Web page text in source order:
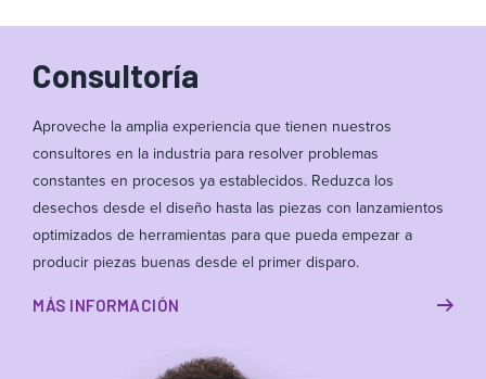
Consultoría
Aproveche la amplia experiencia que tienen nuestros
consultores en la industria para resolver problemas
constantes en procesos ya establecidos. Reduzca los
desechos desde el diseño hasta las piezas con lanzamientos
optimizados de herramientas para que pueda empezar a
producir piezas buenas desde el primer disparo.
MÁS INFORMACIÓN